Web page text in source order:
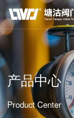
产品中心
Product Center